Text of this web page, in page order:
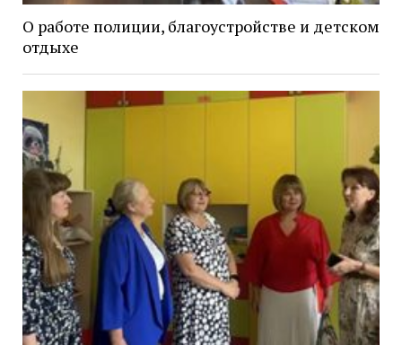
О работе полиции, благоустройстве и детском
отдыхе